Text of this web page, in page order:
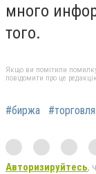
много
того.
Якщо ви помітили
повідомити про це
#биржа #торговля
Авторизируйтесь,